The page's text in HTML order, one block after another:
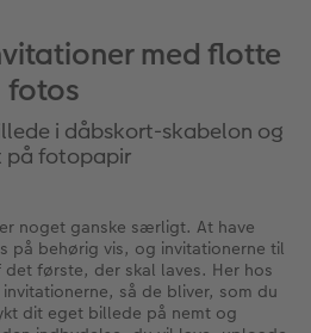
med flotte
fotos
i dåbskort-skabelon og
på fotopapir
noget ganske særligt. At have
på behørig vis, og invitationerne til
første, der skal laves. Her hos
så de bliver, som du
dit eget billede på nemt og